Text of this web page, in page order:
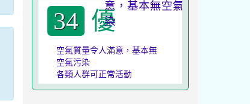
34 優
空氣質量令人滿意，基本無
空氣污染
各類人群可正常活動